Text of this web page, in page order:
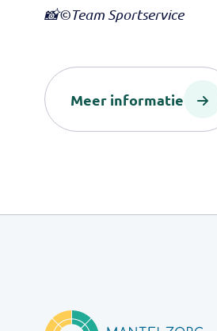
📸©Team Sportservice
Meer informatie